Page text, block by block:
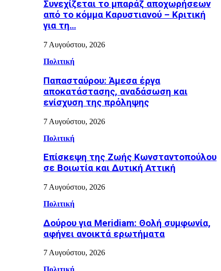
Συνεχίζεται το μπαράζ αποχωρήσεων
από το κόμμα Καρυστιανού – Κριτική
για τη…
7 Αυγούστου, 2026
Πολιτική
Παπασταύρου: Άμεσα έργα
αποκατάστασης, αναδάσωση και
ενίσχυση της πρόληψης
7 Αυγούστου, 2026
Πολιτική
Επίσκεψη της Ζωής Κωνσταντοπούλου
σε Βοιωτία και Δυτική Αττική
7 Αυγούστου, 2026
Πολιτική
Δούρου για Meridiam: Θολή συμφωνία,
αφήνει ανοικτά ερωτήματα
7 Αυγούστου, 2026